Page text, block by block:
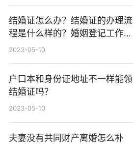
结婚证怎么办？结婚证的办理流
程是什么样的？婚姻登记工作规
范受理结婚登记申请的条件是什
2023-05-10
户口本和身份证地址不一样能领
结婚证吗？
2023-05-10
夫妻没有共同财产离婚怎么补